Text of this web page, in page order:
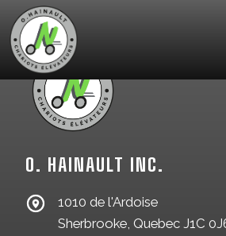
O. HAINAULT INC.
1010 de l'Ardoise
Sherbrooke, Quebec J1C